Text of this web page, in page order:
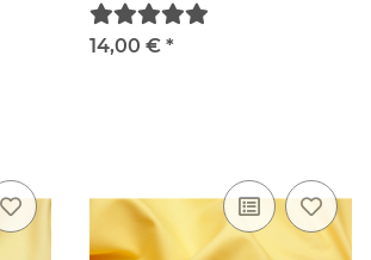
14,00 € *